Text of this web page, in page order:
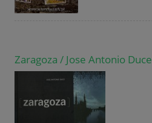
Zaragoza / Jose Antonio Duce